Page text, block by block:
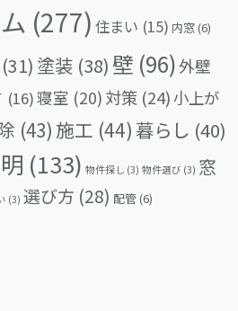
(277) 住まい (15) 内窓(6)
(31) 塗装 (38) 壁 (96)外壁
(16)寝室 (20) 対策 (24)小上が
(43) 施工 (44) 暮らし (40)
(133) 物件探し (3) 物件選び (3) 窓
(3) 選び方 (28) 配管(6)